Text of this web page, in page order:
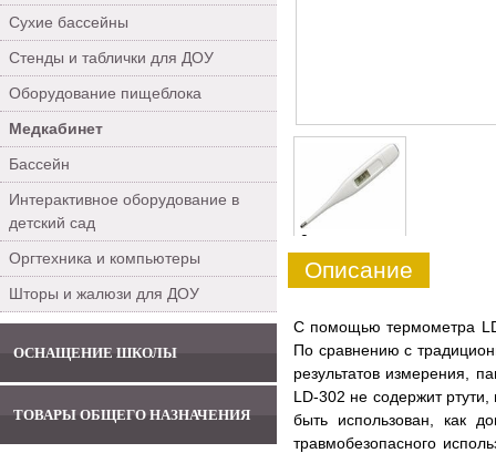
Сухие бассейны
Стенды и таблички для ДОУ
Оборудование пищеблока
Медкабинет
Бассейн
Интерактивное оборудование в
детский сад
Оргтехника и компьютеры
Шторы и жалюзи для ДОУ
ОСНАЩЕНИЕ ШКОЛЫ
ТОВАРЫ ОБЩЕГО НАЗНАЧЕНИЯ
0
Описание
С помощью термометра
По сравнению с
результатов измерения,
LD-302 не содержит
быть использован, как
травмобезопасного